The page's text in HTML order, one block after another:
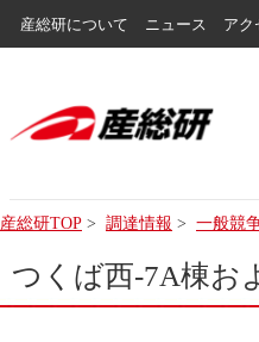
産総研について ニュース アク
産総研TOP > 調達情報 > 一般競
つくば西-7A棟お